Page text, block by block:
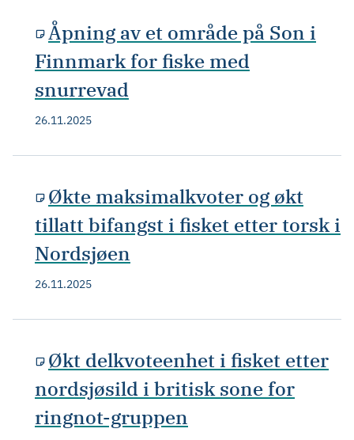
Åpning av et område på Son i
Finnmark for fiske med
snurrevad
26.11.2025
Økte maksimalkvoter og økt
tillatt bifangst i fisket etter torsk i
Nordsjøen
26.11.2025
Økt delkvoteenhet i fisket etter
nordsjøsild i britisk sone for
ringnot-gruppen